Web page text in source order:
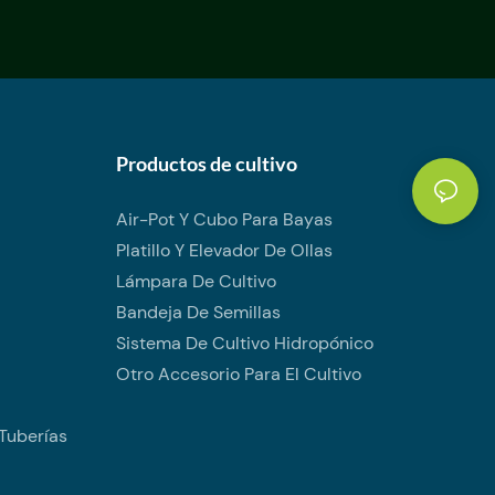
Productos de cultivo
Air-Pot Y Cubo Para Bayas
Platillo Y Elevador De Ollas
Lámpara De Cultivo
Bandeja De Semillas
Sistema De Cultivo Hidropónico
Otro Accesorio Para El Cultivo